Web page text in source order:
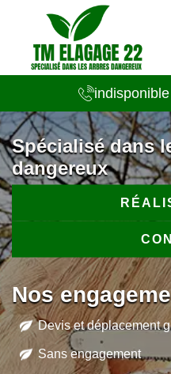
indisponible
Spécialisé dans
dangereux
Nos
Devis et déplacement
Sans engagement